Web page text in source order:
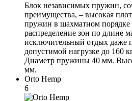
Блок независимых пружин,
преимущества, – высокая
пружин в шахматном порядке
распределение зон по длине
исключительный отдых даже
допустимой нагрузке до 160
Диаметр пружины 40 мм.
мм.
Orto Hemp
6